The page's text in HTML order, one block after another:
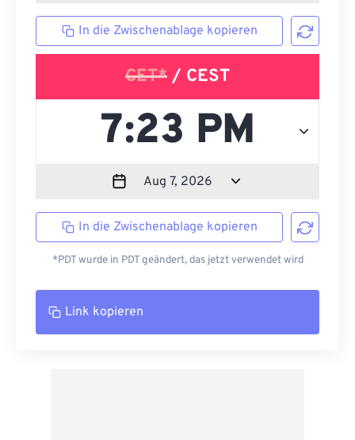
In die Zwischenablage kopieren
CET* / CEST
In die Zwischenablage kopieren
*PDT wurde in PDT geändert, das jetzt verwendet wird
Link kopieren